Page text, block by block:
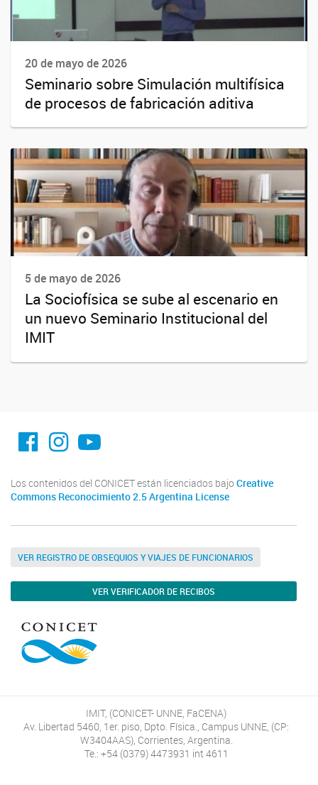
20 de mayo de 2026
Seminario sobre Simulación multifísica
de procesos de fabricación aditiva
5 de mayo de 2026
La Sociofísica se sube al escenario en
un nuevo Seminario Institucional del
IMIT
facebook imit.conicet
imit.conicet
Youtube
Los contenidos del CONICET están licenciados bajo Creative
Commons Reconocimiento 2.5 Argentina License
VER REGISTRO DE OBSEQUIOS Y VIAJES DE FUNCIONARIOS
VER VERIFICADOR DE RECIBOS
IMIT, (CONICET- UNNE, FaCENA)
Av. Libertad 5460, 1er. piso, Dpto. Física., Campus UNNE, (CP:
W3404AAS), Corrientes, Argentina.
Te.: +54 (0379) 4473931 int 4611